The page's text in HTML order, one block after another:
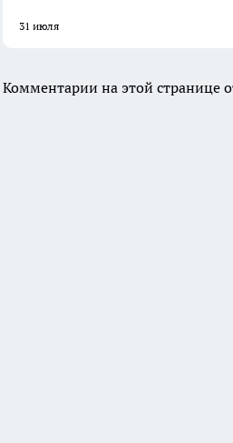
31 июля
Комментарии на этой странице